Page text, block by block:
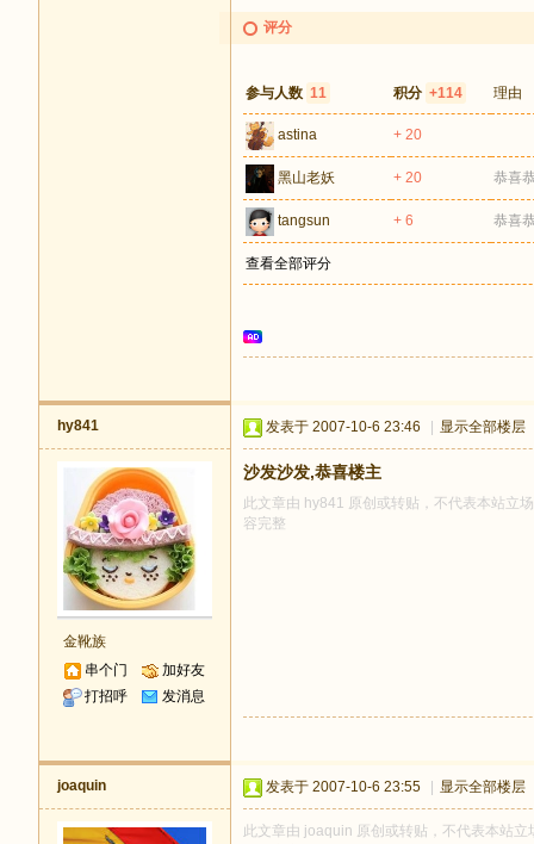
评分
参与人数 11 积分 +114 理由
astina + 20
黑山老妖 + 20 恭喜
tangsun + 6 恭喜
查看全部评分
hy841
金靴族
串个门
加好友
打招呼
发消息
发表于 2007-10-6 23:46 显示全部楼层
沙发沙发,恭喜楼主
此文章由 hy841 原创或转贴，不代表本站立
容完整
joaquin 发表于 2007-10-6 23:55 显示全部楼层
此文章由 joaquin 原创或转贴，不代表本站